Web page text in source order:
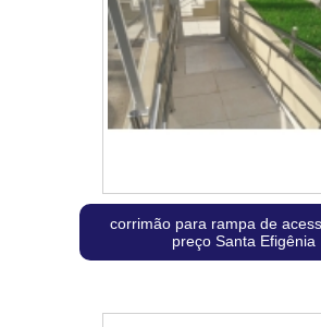
corrimão para rampa de
preço Santa Efigênia